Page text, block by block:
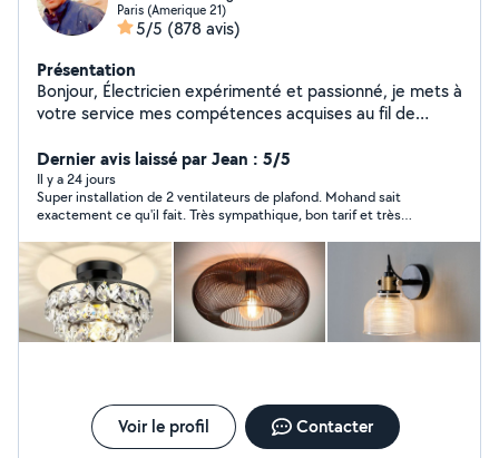
Paris (Amerique 21)
5/5 (878 avis)
Présentation
Bonjour, Électricien expérimenté et passionné, je mets à
votre service mes compétences acquises au fil de
spécialisé dans l'installation, la réparation et le
dépannage électrique, En complément de mes
expertises électriques, je réalise également divers
travaux tels que , l'installation de luminaires, la pose
d'étagères et de tringles à rideaux, et l'installation des
meubles,ainsi que l'aménagement intérieur. Sérieux,
organisé et attentif aux détails, je suis disponible pour
répondre à vos besoins et vous accompagner dans vos
projets avec professionnalisme, le tout à des tarifs
Dernier avis laissé par Jean : 5/5
Il y a 24 jours
Super installation de 2 ventilateurs de plafond. Mohand sait
exactement ce qu'il fait. Très sympathique, bon tarif et très
Voir le profil Contacter